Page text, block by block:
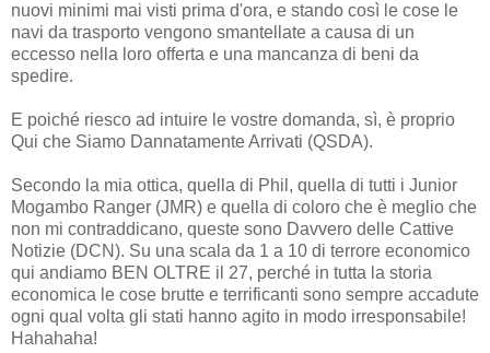
nuovi minimi mai visti prima d'ora, e stando così le cose le
navi da trasporto vengono smantellate a causa di un
eccesso nella loro offerta e una mancanza di beni da
spedire.
E poiché riesco ad intuire le vostre domanda, sì, è proprio
Qui che Siamo Dannatamente Arrivati (QSDA).
Secondo la mia ottica, quella di Phil, quella di tutti i Junior
Mogambo Ranger (JMR) e quella di coloro che è meglio che
non mi contraddicano, queste sono Davvero delle Cattive
Notizie (DCN). Su una scala da 1 a 10 di terrore economico
qui andiamo BEN OLTRE il 27, perché in tutta la storia
economica le cose brutte e terrificanti sono sempre accadute
ogni qual volta gli stati hanno agito in modo irresponsabile!
Hahahaha!